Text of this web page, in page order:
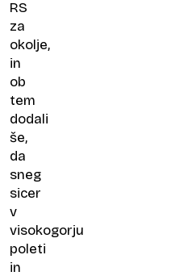
RS
za
okolje,
in
ob
tem
dodali
še,
da
sneg
sicer
v
visokogorju
poleti
in